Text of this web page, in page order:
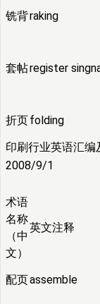
铣背raking
套帖register
折页folding
印刷行业英语汇编
2008/9/1
术语
名称
（中
文）
英文注释
配页assemble